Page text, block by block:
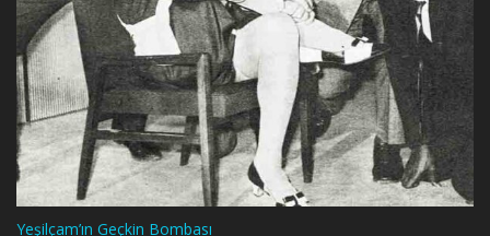
Yeşilçam’ın Geçkin Bombası